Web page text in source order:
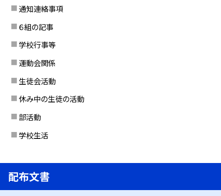
通知連絡事項
６組の記事
学校行事等
運動会関係
生徒会活動
休み中の生徒の活動
部活動
学校生活
配布文書